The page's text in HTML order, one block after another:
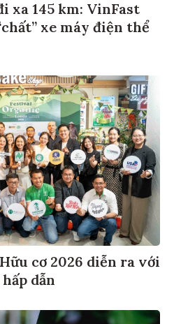
xa 145 km: VinFast
xe máy điện thể
cơ 2026 diễn ra với
dẫn